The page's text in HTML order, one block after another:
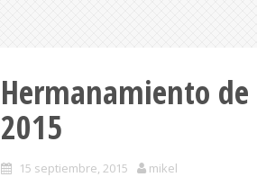
Hermanamiento de
2015
15 septiembre, 2015 mikel